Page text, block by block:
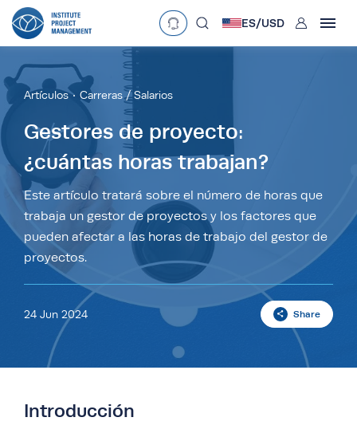
Language
EN • English ES
Currency
£•GBP €•EUR $•USD
د.إ•AED
R•ZAR
ES/USD User
Artículos Carreras / Salarios
Gestores de proyecto:
¿cuántas horas trabajan?
Este artículo tratará sobre el número de horas que
trabaja un gestor de proyectos y los factores que
pueden afectar a las horas de trabajo del gestor de
proyectos.
24 Jun 2024 Share
Introducción